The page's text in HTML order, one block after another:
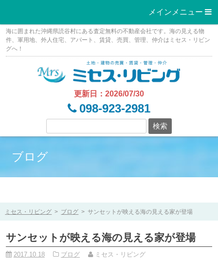
メインメニュー 
Skip
content
海に囲まれた沖縄県読谷村にある査定無料の不動産会社です。海の見える物
件、軍用地、外人住宅、アパート、賃貸、売買、管理、仲介はミセス・リビン
グへ！
更新日：2026/07/30
098-923-2981
ブログ
ミセス・リビング > ブログ > サンセットが映える海の見える家が登場
サンセットが映える海の見える家が登場
2017.10.18 ブログ ミセス・リビング